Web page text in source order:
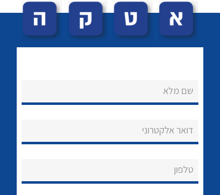
הצוות שלנו
שירותי תמיכה
שם מלא
דואר אלקטרוני
טלפון